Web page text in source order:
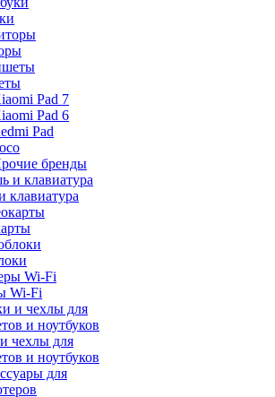
Pad 7
Pad 6
Pad
бренды
Wi-Fi
чехлы для
и ноутбуков